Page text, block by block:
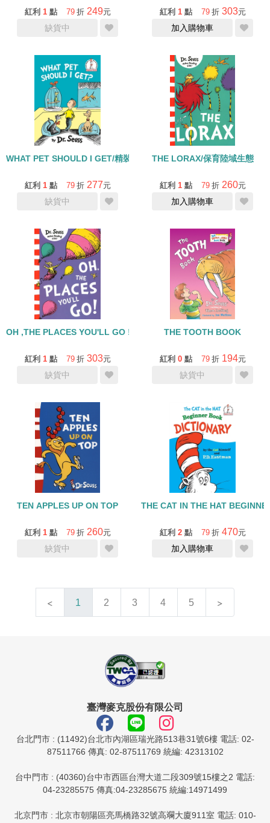
紅利 1 點 79 折 249元
缺貨中
紅利 1 點 79 折 303元
加入購物車
WHAT PET SHOULD I GET/精裝書
紅利 1 點 79 折 277元
缺貨中
THE LORAX/保育陸域生態
紅利 1 點 79 折 260元
加入購物車
OH ,THE PLACES YOU'LL GO !
紅利 1 點 79 折 303元
缺貨中
THE TOOTH BOOK
紅利 0 點 79 折 194元
缺貨中
TEN APPLES UP ON TOP
紅利 1 點 79 折 260元
缺貨中
THE CAT IN THE HAT
紅利 2 點 79 折 470元
加入購物車
1 2 3 4 5
臺灣麥克股份有限公司
台北門市 : (11492)台北市內湖區瑞光路513巷31號6樓 電話: 02-
87511766 傳真: 02-87511769 統編: 42313102
台中門市 : (40360)台中市西區台灣大道二段309號15樓之2 電話:
04-23285575 傳真:04-23285675 統編:14971499
北京門市 : 北京市朝陽區亮馬橋路32號高斕大廈911室 電話: 010-